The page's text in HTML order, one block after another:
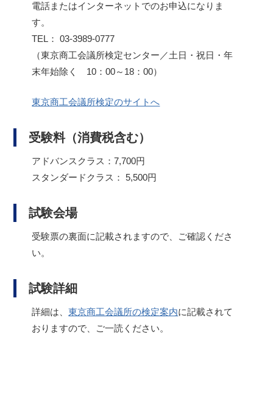
電話またはインターネットでのお申込になりま
す。
TEL： 03-3989-0777
（東京商工会議所検定センター／土日・祝日・年
末年始除く 10：00～18：00）
東京商工会議所検定のサイトへ
受験料（消費税含む）
アドバンスクラス：7,700円
スタンダードクラス： 5,500円
試験会場
受験票の裏面に記載されますので、ご確認くださ
い。
試験詳細
詳細は、東京商工会議所の検定案内に記載されて
おりますので、ご一読ください。